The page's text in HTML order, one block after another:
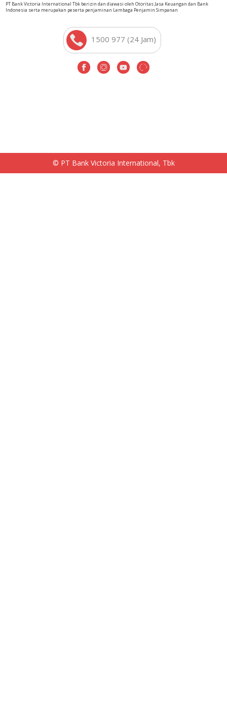
PT Bank Victoria International Tbk berizin dan diawasi oleh Otoritas Jasa Keuangan dan Bank
Indonesia serta merupakan peserta penjaminan Lembaga Penjamin Simpanan
1500 977 (24 Jam)
© PT Bank Victoria International, Tbk